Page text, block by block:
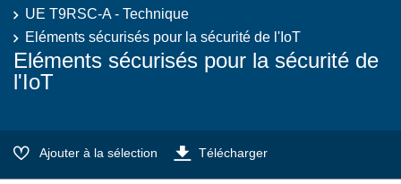
UE T9RSC-A - Technique
Eléments sécurisés pour la sécurité de l'IoT
Eléments sécurisés pour la sécurité de
l'IoT
Ajouter à la sélection Télécharger